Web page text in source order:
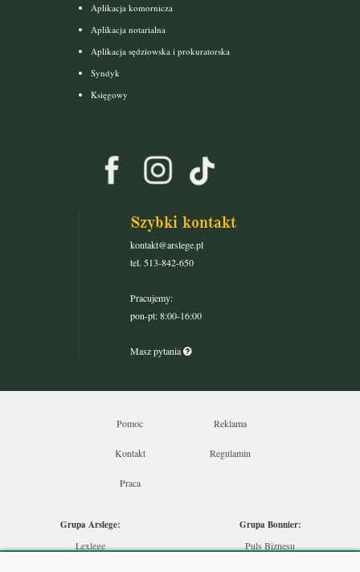
Aplikacja komornicza
Aplikacja notarialna
Aplikacja sędziowska i prokuratorska
Syndyk
Księgowy
Szybki kontakt
kontakt@arslege.pl
tel. 513-842-650
Pracujemy:
pon-pt: 8:00-16:00
Masz pytania
Pomoc Reklama
Kontakt Regulamin
Praca
Grupa Arslege:
Lexlege
Grupa Bonnier:
Puls Biznesu